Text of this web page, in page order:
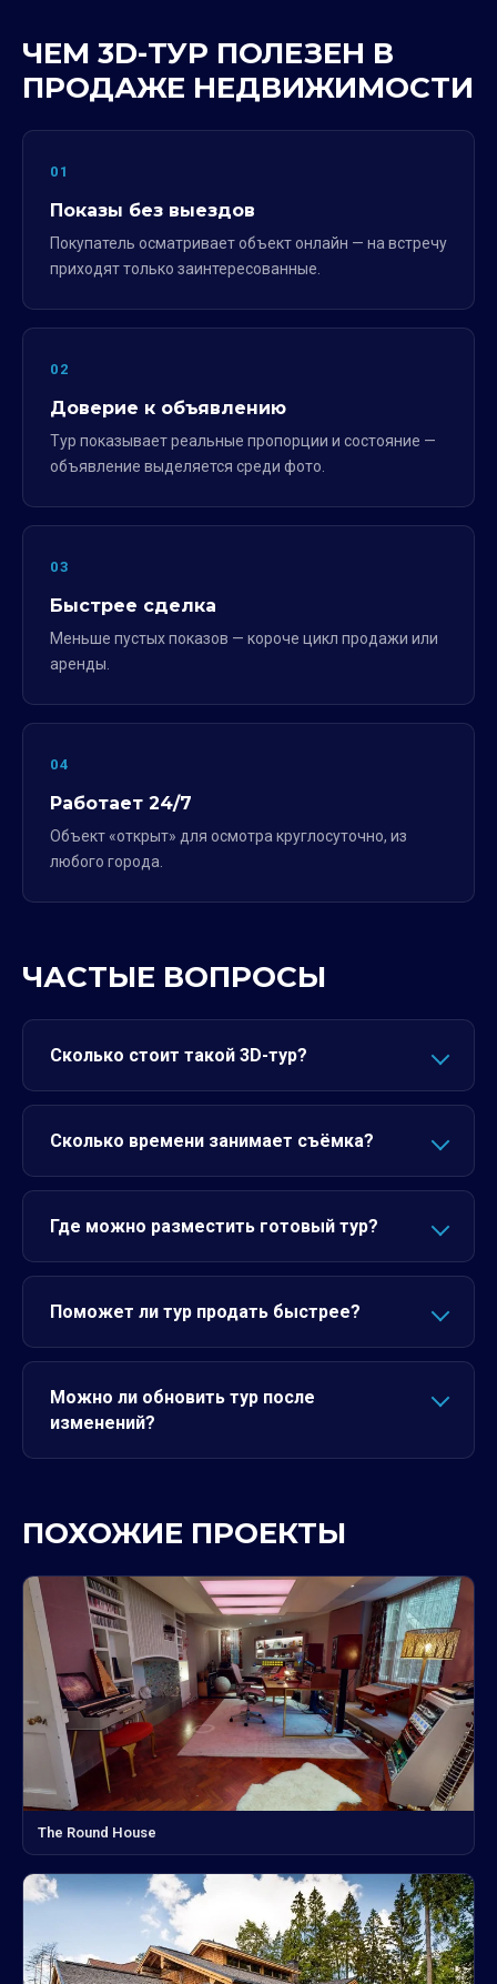
ЧЕМ 3D-ТУР ПОЛЕЗЕН В
ПРОДАЖЕ НЕДВИЖИМОСТИ
01
Показы без выездов
Покупатель осматривает объект онлайн — на встречу
приходят только заинтересованные.
02
Доверие к объявлению
Тур показывает реальные пропорции и состояние —
объявление выделяется среди фото.
03
Быстрее сделка
Меньше пустых показов — короче цикл продажи или
аренды.
04
Работает 24/7
Объект «открыт» для осмотра круглосуточно, из
любого города.
ЧАСТЫЕ ВОПРОСЫ
Сколько стоит такой 3D-тур?
Сколько времени занимает съёмка?
Где можно разместить готовый тур?
Поможет ли тур продать быстрее?
Можно ли обновить тур после
изменений?
ПОХОЖИЕ ПРОЕКТЫ
The Round House